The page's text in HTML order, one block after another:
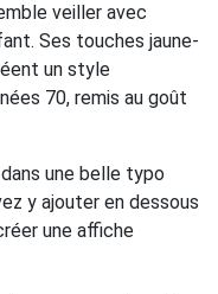
veiller avec
Ses touches jaune-
un style
70, remis au goût
une belle typo
y ajouter en dessous
une affiche